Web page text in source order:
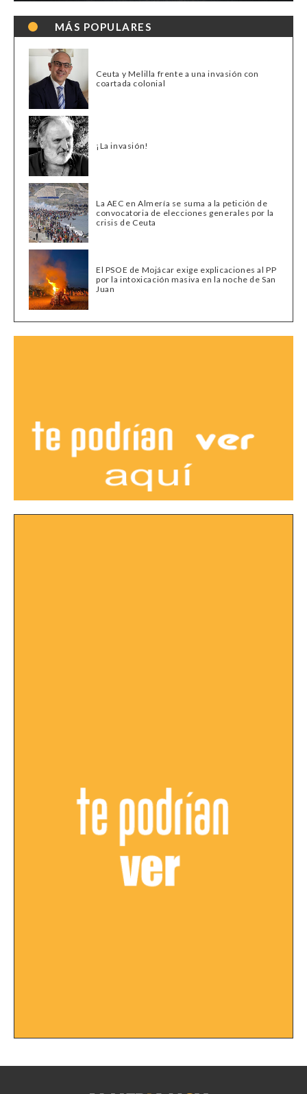
MÁS POPULARES
Ceuta y Melilla frente a una invasión con
coartada colonial
¡La invasión!
La AEC en Almería se suma a la petición de
convocatoria de elecciones generales por la
crisis de Ceuta
El PSOE de Mojácar exige explicaciones al PP
por la intoxicación masiva en la noche de San
Juan